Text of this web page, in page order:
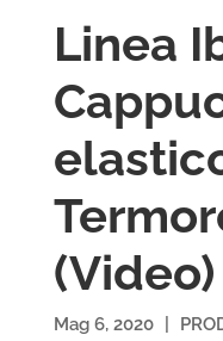
Linea
(Video)
Mag 6, 2020